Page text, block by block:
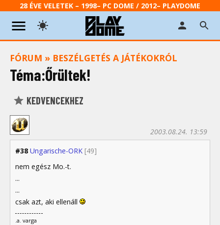
28 ÉVE VELETEK – 1998– PC DOME / 2012– PLAYDOME
FÓRUM » BESZÉLGETÉS A JÁTÉKOKRÓL
Téma:Őrültek!
KEDVENCEKHEZ
#38 Ungarische-ORK [49]
2003.08.24. 13:59
nem egész Mo.-t.
...
...
csak azt, aki ellenáll
.a. varga